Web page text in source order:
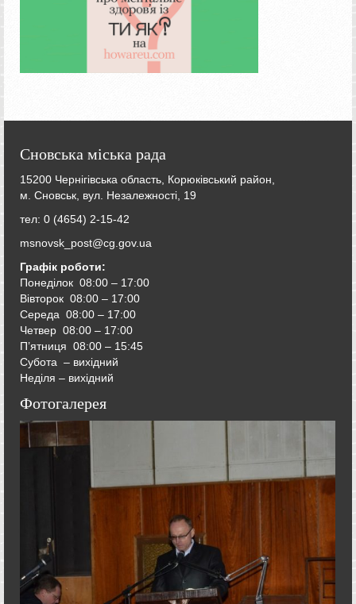
Сновська міська рада
15200 Чернігівська область, Корюківський район,
м. Сновськ, вул. Незалежності, 19
тел: 0 (4654) 2-15-42
msnovsk_post@cg.gov.ua
Графік роботи:
Понеділок 08:00 – 17:00
Вівторок 08:00 – 17:00
Середа 08:00 – 17:00
Четвер 08:00 – 17:00
П’ятниця 08:00 – 15:45
Субота – вихідний
Неділя – вихідний
Фотогалерея